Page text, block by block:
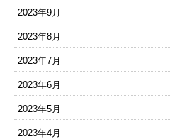
2023年9月
2023年8月
2023年7月
2023年6月
2023年5月
2023年4月